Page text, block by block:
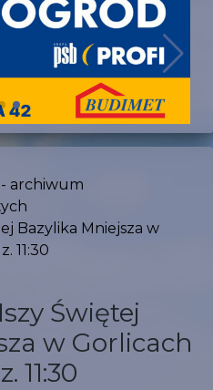
archiwum
Bazylika Mniejsza w
11:30
Świętej
w Gorlicach
11:30